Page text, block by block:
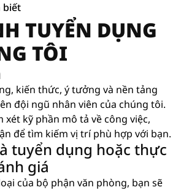
biết
TUYỂN DỤNG
TÔI
kiến ​​thức, ý tưởng và nền tảng
đội ngũ nhân viên của chúng tôi.
xét kỹ phần mô tả về công việc,
để tìm kiếm vị trí phù hợp với bạn.
tuyển dụng hoặc thực
giá
của bộ phận văn phòng, bạn sẽ